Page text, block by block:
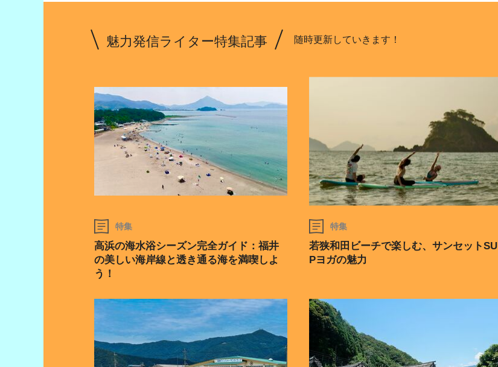
魅力発信ライター特集記事 随時更新していきます！
特集
高浜の海水浴シーズン完全ガイド：福井
の美しい海岸線と透き通る海を満喫しよ
う！
特集
若狭和田ビーチで楽しむ、サンセットSU
Pヨガの魅力